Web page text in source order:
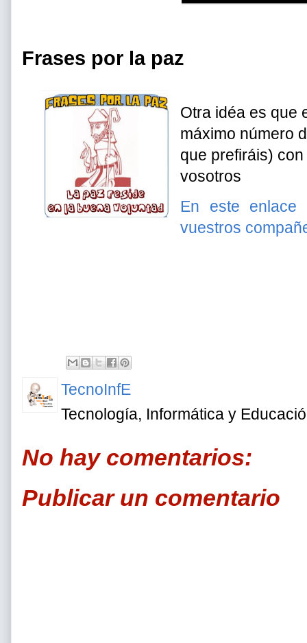
Frases por la paz
Otra idéa es que
máximo número
que prefiráis)
vosotros
En este
vuestros
TecnoInfE
Tecnología, Informática y
No hay comentarios:
Publicar un comentario